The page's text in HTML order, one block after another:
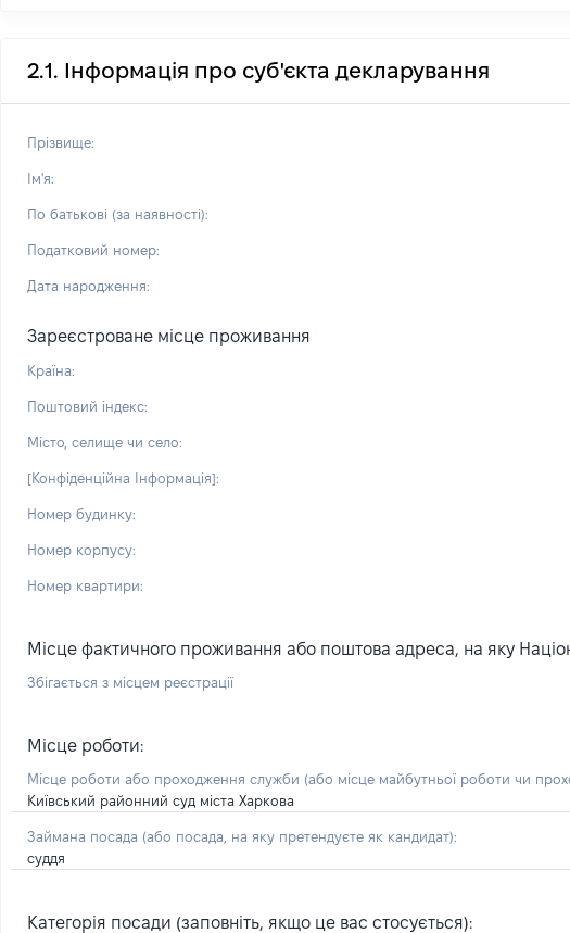
2.1. Інформація про суб'єкта декларування
Прізвище:
Ім'я:
По батькові (за наявності):
Податковий номер:
Дата народження:
Зареєстроване місце проживання
Країна:
Поштовий індекс:
Місто, селище чи село:
[Конфіденційна Інформація]:
Номер будинку:
Номер корпусу:
Номер квартири:
Місце фактичного проживання або поштова адреса, на яку
Збігається з місцем реєстрації
Місце роботи:
Місце роботи або проходження служби (або місце майбутньої роботи чи
Київський районний суд міста Харкова
Займана посада (або посада, на яку претендуєте як кандидат):
суддя
Категорія посади (заповніть, якщо це вас стосується):